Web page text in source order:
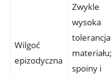
Wilgoć
epizodyczna
Zwykle
wysoka
tolerancja
materiału;
spoiny i